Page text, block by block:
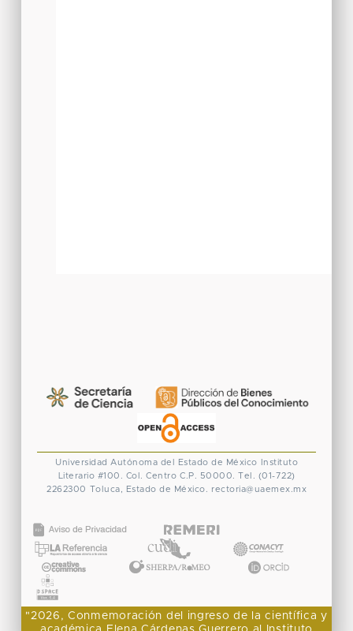
Universidad Autónoma del Estado de México
Instituto
Literario #100. Col. Centro C.P. 50000. Tel. (01-722)
2262300 Toluca, Estado de México. rectoria@uaemex.mx
"2026, Conmemoración del ingreso de la científica y